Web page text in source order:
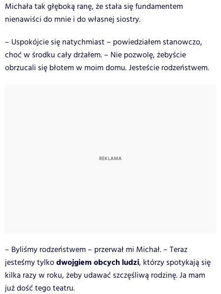
Michała tak głęboką ranę, że stała się fundamentem
nienawiści do mnie i do własnej siostry.
– Uspokójcie się natychmiast – powiedziałem stanowczo,
choć w środku cały drżałem. – Nie pozwolę, żebyście
obrzucali się błotem w moim domu. Jesteście rodzeństwem.
– Byliśmy rodzeństwem – przerwał mi Michał. – Teraz
jesteśmy tylkodwojgiem obcych ludzi, którzy spotykają się
kilka razy w roku, żeby udawać szczęśliwą rodzinę. Ja mam
już dość tego teatru.